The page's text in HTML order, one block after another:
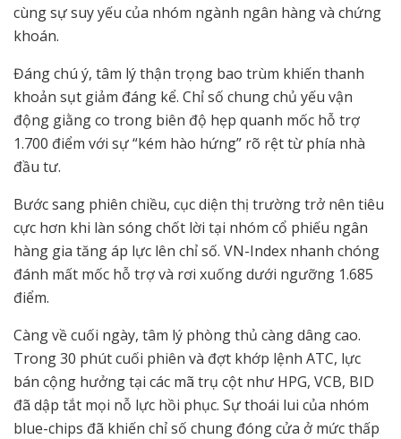
cùng sự suy yếu của nhóm ngành ngân hàng và chứng
khoán.
Đáng chú ý, tâm lý thận trọng bao trùm khiến thanh
khoản sụt giảm đáng kể. Chỉ số chung chủ yếu vận
động giằng co trong biên độ hẹp quanh mốc hỗ trợ
1.700 điểm với sự “kém hào hứng” rõ rệt từ phía nhà
đầu tư.
Bước sang phiên chiều, cục diện thị trường trở nên tiêu
cực hơn khi làn sóng chốt lời tại nhóm cổ phiếu ngân
hàng gia tăng áp lực lên chỉ số. VN-Index nhanh chóng
đánh mất mốc hỗ trợ và rơi xuống dưới ngưỡng 1.685
điểm.
Càng về cuối ngày, tâm lý phòng thủ càng dâng cao.
Trong 30 phút cuối phiên và đợt khớp lệnh ATC, lực
bán cộng hưởng tại các mã trụ cột như HPG, VCB, BID
đã dập tắt mọi nỗ lực hồi phục. Sự thoái lui của nhóm
blue-chips đã khiến chỉ số chung đóng cửa ở mức thấp